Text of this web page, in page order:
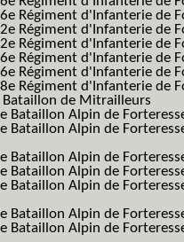
Régiment d'Infanterie de
Régiment d'Infanterie de
Régiment d'Infanterie de
Régiment d'Infanterie de
Régiment d'Infanterie de
Régiment d'Infanterie de
Bataillon de Mitrailleurs
Bataillon Alpin de
Bataillon Alpin de
Bataillon Alpin de
Bataillon Alpin de
Bataillon Alpin de
Bataillon Alpin de
Bataillon Alpin de